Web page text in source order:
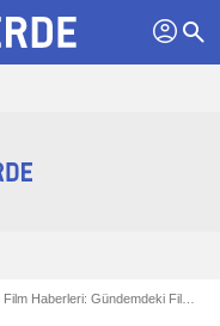
profil search
Film Haberleri: Gündemdeki Filmler